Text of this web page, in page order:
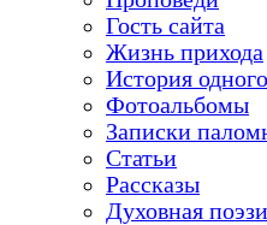
Гость сайта
Жизнь прихода
История
Фотоальбомы
Записки
Статьи
Рассказы
Духовная